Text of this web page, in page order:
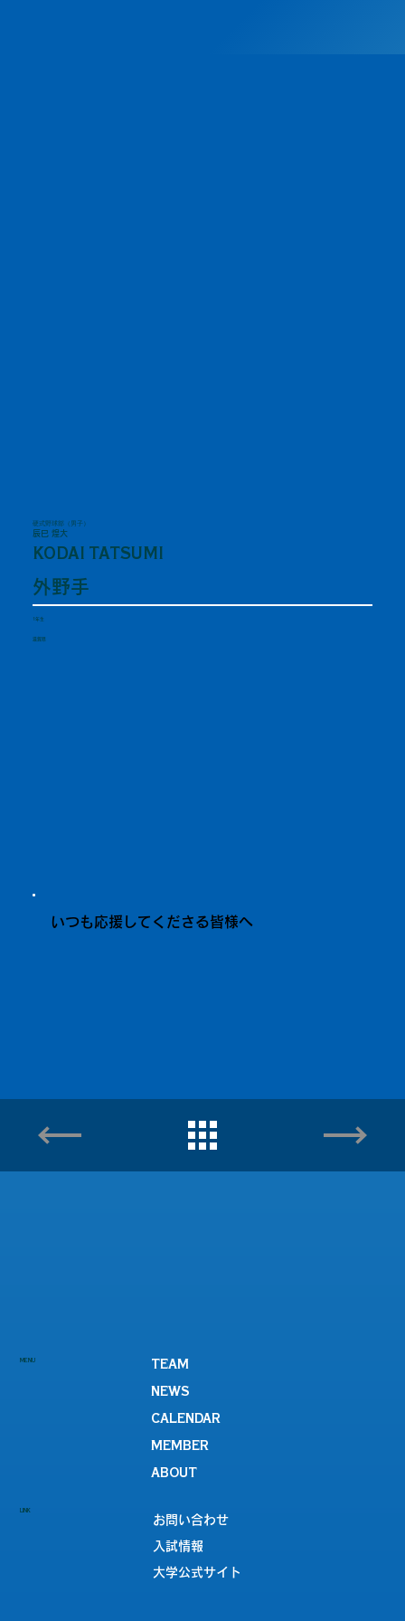
硬式野球部（男子）
辰巳 煌大
KODAI TATSUMI
外野手
1年生
滋賀県
いつも応援してくださる皆様へ
MENU
TEAM
NEWS
CALENDAR
MEMBER
ABOUT
LINK
お問い合わせ
入試情報
大学公式サイト